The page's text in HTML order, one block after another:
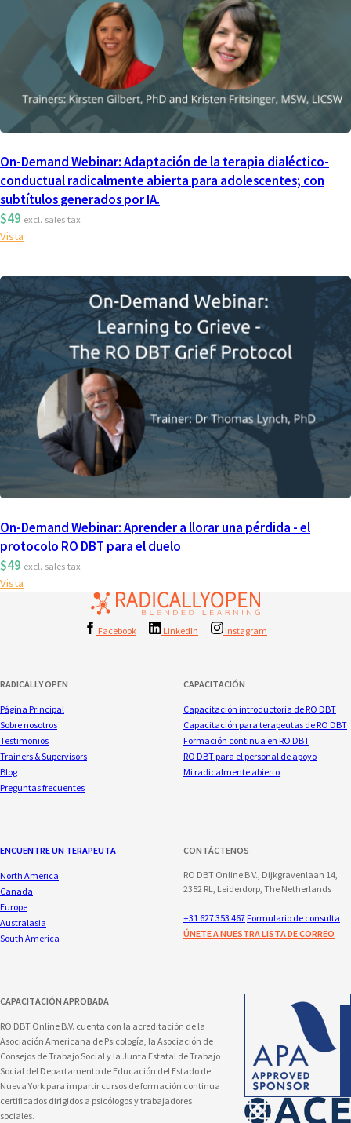
On-Demand Webinar: Adaptación de la terapia dialéctico-
conductual radicalmente abierta para adolescentes; con
subtítulos generados por IA.
$49 excl. sales tax
Vista
On-Demand Webinar: Aprender a llorar una pérdida - el
protocolo RO DBT para el duelo
$49 excl. sales tax
Vista
Facebook LinkedIn Instagram
RADICALLY OPEN
Página Principal
Sobre nosotros
Testimonios
Trainers & Supervisors
Blog
Preguntas frecuentes
CAPACITACIÓN
Capacitación introductoria de RO DBT
Capacitación para terapeutas de RO DBT
Formación continua en RO DBT
RO DBT para el personal de apoyo
Mi radicalmente abierto
ENCUENTRE UN TERAPEUTA
North America
Canada
Europe
Australasia
South America
CONTÁCTENOS
RO DBT Online B.V., Dijkgravenlaan 14,
2352 RL, Leiderdorp, The Netherlands
+31 627 353 467 Formulario de consulta
ÚNETE A NUESTRA LISTA DE CORREO
CAPACITACIÓN APROBADA
RO DBT Online B.V. cuenta con la acreditación de la
Asociación Americana de Psicología, la Asociación de
Consejos de Trabajo Social y la Junta Estatal de Trabajo
Social del Departamento de Educación del Estado de
Nueva York para impartir cursos de formación continua
certificados dirigidos a psicólogos y trabajadores
sociales.